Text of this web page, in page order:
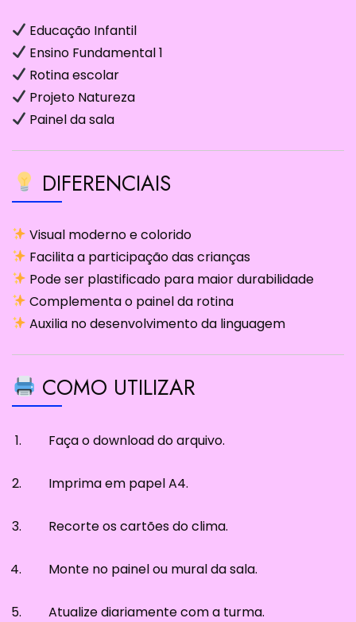
Educação Infantil
Ensino Fundamental 1
Rotina escolar
Projeto Natureza
Painel da sala
DIFERENCIAIS
Visual moderno e colorido
Facilita a participação das crianças
Pode ser plastificado para maior durabilidade
Complementa o painel da rotina
Auxilia no desenvolvimento da linguagem
COMO UTILIZAR
Faça o download do arquivo.
Imprima em papel A4.
Recorte os cartões do clima.
Monte no painel ou mural da sala.
Atualize diariamente com a turma.